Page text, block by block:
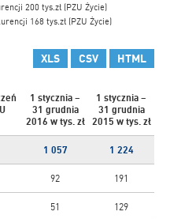
200 tys.zł (PZU Życie)
168 tys.zł (PZU Życie)
XLS CSV HTML
1 stycznia –
31 grudnia
2016 w tys. zł
1 stycznia –
31 grudnia
2015 w tys. zł
1 057 1 224
92 191
51 129